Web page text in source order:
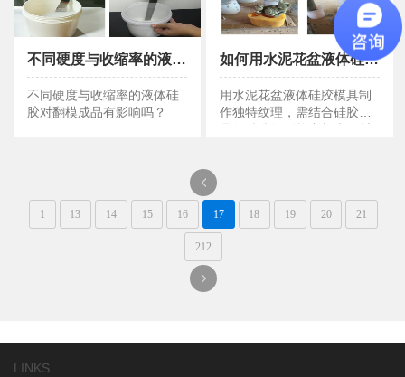
不同硬度与收缩率的液体硅胶对翻模成品有影响吗？
不同硬度与收缩率的液体硅胶对翻模成品有影响吗？
不同硬度与收缩率的液体硅
胶对翻模成品有影响吗？
如何用水泥花盆液体硅胶模具做出独特纹理 ?
如何用水泥花盆液体硅胶模具做出独特纹理 ?
用水泥花盆液体硅胶模具制
作独特纹理，需结合硅胶模
页
1 13 14 15 16 17 18 19 20 21
212
LINKS